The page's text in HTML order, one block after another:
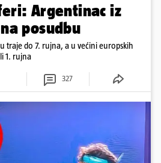
Argentinac iz
posudbu
traje do 7. rujna, a u većini europskih
1. rujna
327